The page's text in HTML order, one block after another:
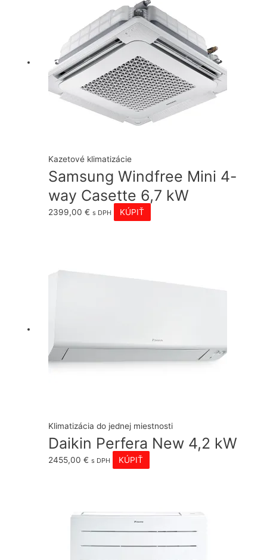
Kazetové klimatizácie
Samsung Windfree Mini 4-
way Casette 6,7 kW
2399,00€ s DPH KÚPIŤ
Klimatizácia do jednej miestnosti
Daikin Perfera New 4,2 kW
2455,00€ s DPH KÚPIŤ